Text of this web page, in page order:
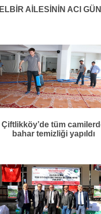
ELBİR AİLESİNİN ACI
Çiftlikköy’de tüm
bahar temizliği yapıldı